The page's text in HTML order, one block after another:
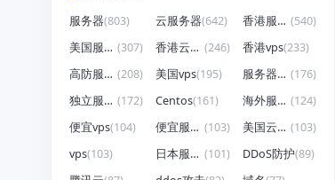
服务器(803) 云服务器(642) 香港服务器 (540)
美国服务器 (307) 香港云服务器 (246) 香港vps(233)
高防服务器 (208) 美国vps(195) 服务器租用 (176)
独立服务器 (172) Centos(161) 海外服务器 (124)
便宜vps(104) 便宜服务器 (103) 美国云服务器 (103)
vps(103) 日本服务器 (101) DDoS防护(89)